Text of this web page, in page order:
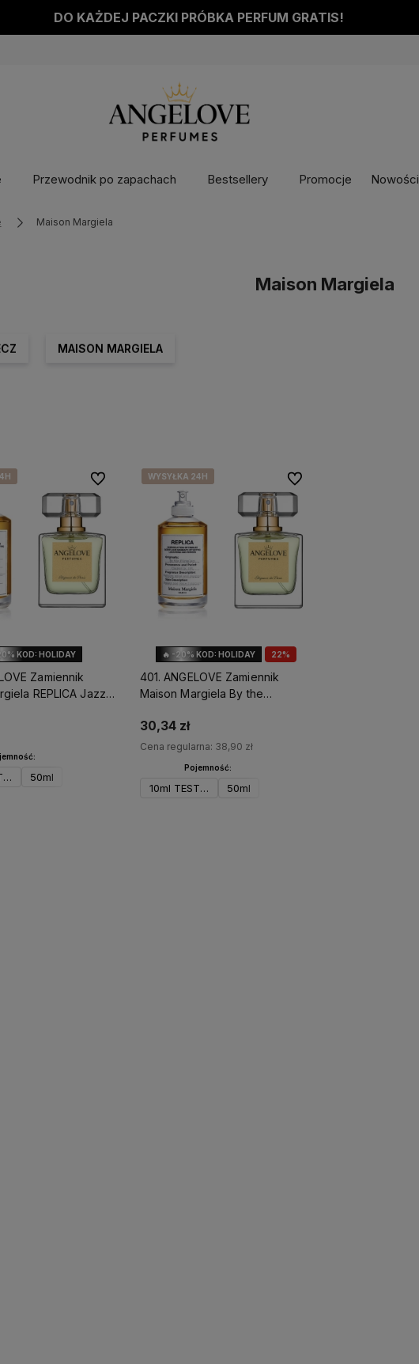
DO KAŻDEJ PACZKI PRÓBKA PERFUM GRATIS!
Przewodnik po zapachach Bestsellery Promocje Nowości
Maison Margiela
Maison Margiela
MAISON MARGIELA
KOD: HOLIDAY
Zamiennik
REPLICA Jazz
50ml
Do ulubionych
22%
OKAZJA
🔥 -20% KOD: HOLIDAY
WYSYŁKA 24H
WYSYŁKA 24H
WYSYŁKA 24H
401. ANGELOVE Zamiennik
Maison Margiela By the
30,34 zł
Cena regularna: 38,90 zł
Pojemność:
10ml TESTER 50ml
Do ulubionych